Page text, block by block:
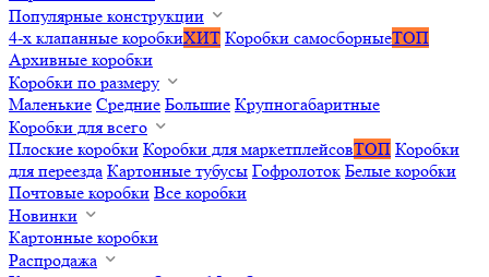
Популярные конструкции
4-х клапанные коробкиХИТ Коробки самосборныеТОП
Архивные коробки
Коробки по размеру
Маленькие Средние Большие Крупногабаритные
Коробки для всего
Плоские коробки Коробки для маркетплейсовТОП Коробки
для переезда Картонные тубусы Гофролоток Белые коробки
Почтовые коробки Все коробки
Новинки
Картонные коробки
Распродажа